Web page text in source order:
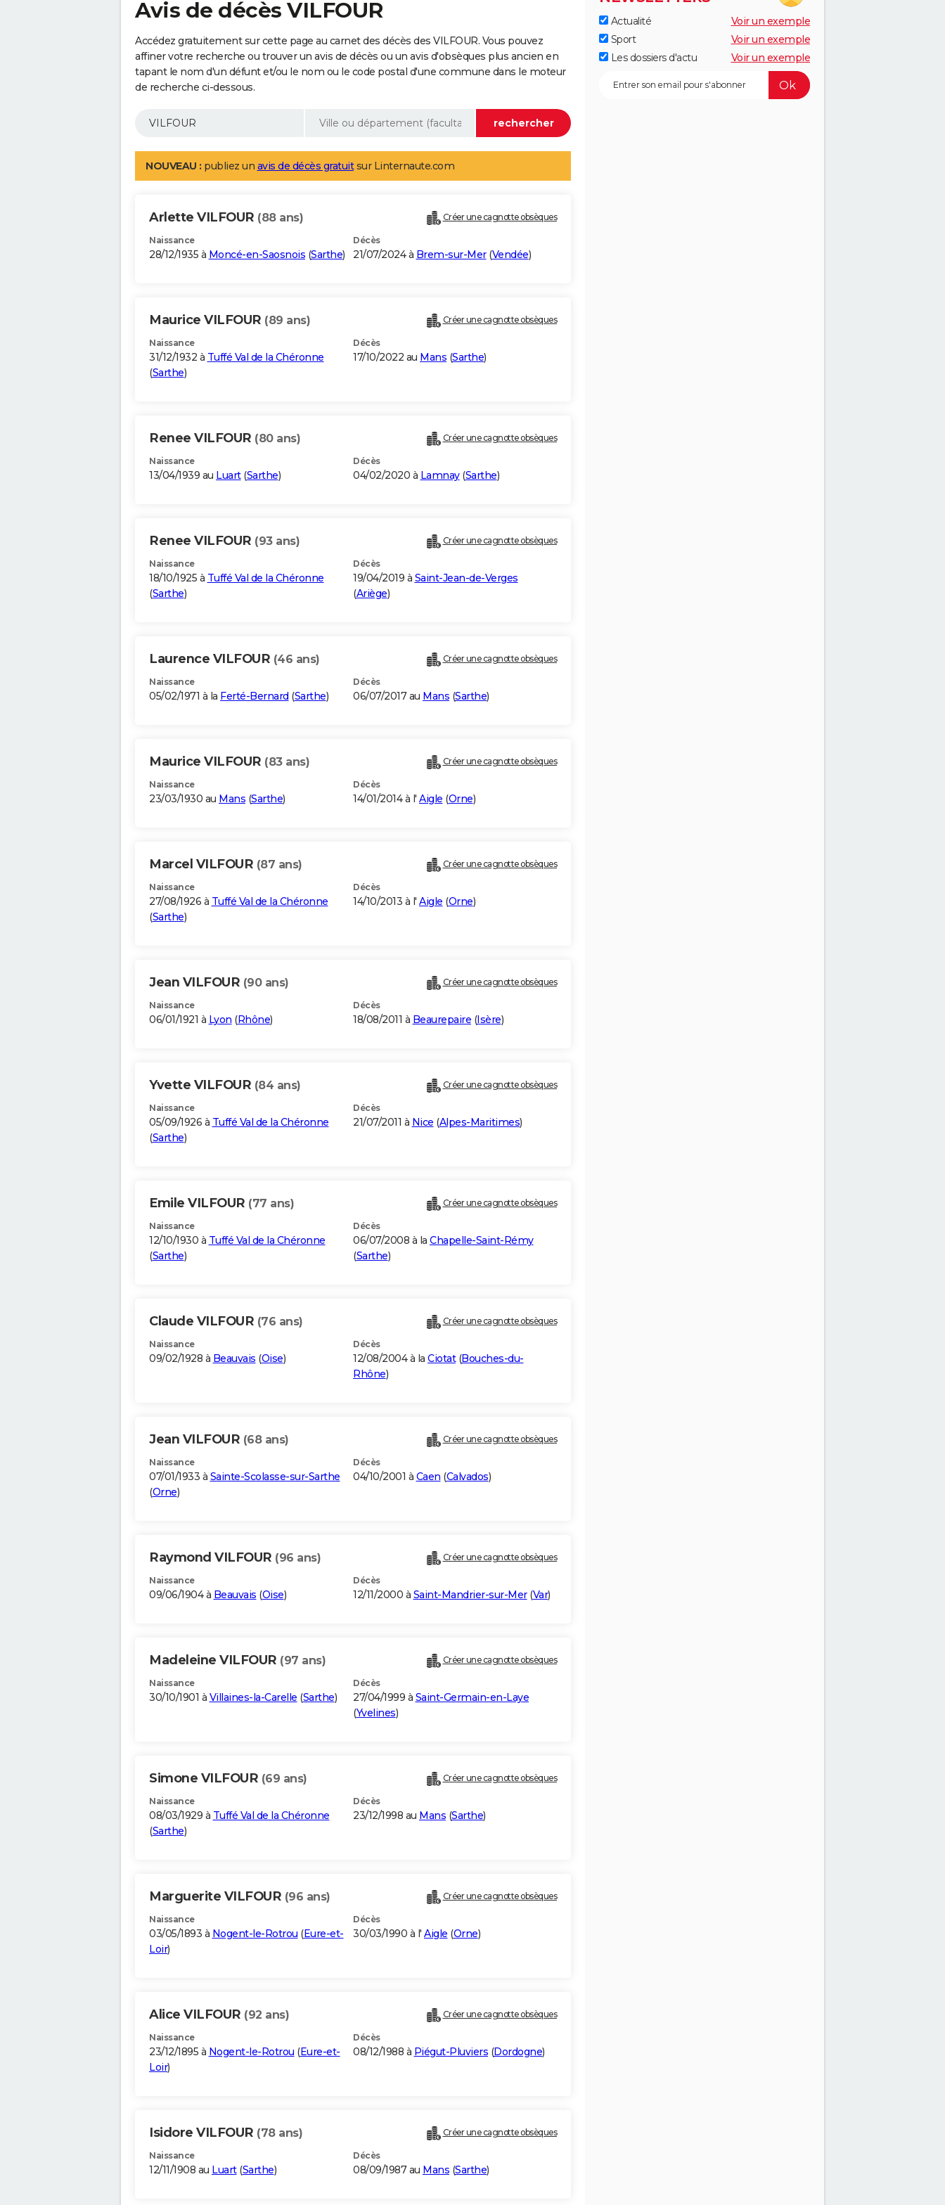
Avis de décès VILFOUR
Accédez gratuitement sur cette page au carnet des décès des VILFOUR. Vous pouvez
affiner votre recherche ou trouver un avis de décès ou un avis d'obsèques plus ancien en
tapant le nom d'un défunt et/ou le nom ou le code postal d'une commune dans le moteur
de recherche ci-dessous.
NOUVEAU : publiez un avis de décès gratuitsur Linternaute.com
Arlette VILFOUR (88 ans) Créer une cagnotte obsèques
Naissance
28/12/1935 à Moncé-en-Saosnois (Sarthe)
Décès
21/07/2024 à Brem-sur-Mer(Vendée)
Maurice VILFOUR (89 ans) Créer une cagnotte obsèques
Naissance
31/12/1932 à Tuffé Val de la Chéronne
(Sarthe)
Décès
17/10/2022 au Mans (Sarthe)
Renee VILFOUR (80 ans) Créer une cagnotte obsèques
Naissance
13/04/1939 au Luart(Sarthe)
Décès
04/02/2020 à Lamnay(Sarthe)
Renee VILFOUR (93 ans) Créer une cagnotte obsèques
Naissance
18/10/1925 à Tuffé Val de la Chéronne
(Sarthe)
Décès
19/04/2019 à Saint-Jean-de-Verges
(Ariège)
Laurence VILFOUR (46 ans) Créer une cagnotte obsèques
Naissance
05/02/1971 à la Ferté-Bernard (Sarthe)
Décès
06/07/2017 au Mans (Sarthe)
Maurice VILFOUR (83 ans) Créer une cagnotte obsèques
Naissance
23/03/1930 au Mans (Sarthe)
Décès
14/01/2014 à l' Aigle (Orne)
Marcel VILFOUR (87 ans) Créer une cagnotte obsèques
Naissance
27/08/1926 à Tuffé Val de la Chéronne
(Sarthe)
Décès
14/10/2013 à l' Aigle (Orne)
Jean VILFOUR (90 ans) Créer une cagnotte obsèques
Naissance
06/01/1921 à Lyon (Rhône)
Décès
18/08/2011 à Beaurepaire (Isère)
Yvette VILFOUR (84 ans) Créer une cagnotte obsèques
Naissance
05/09/1926 à Tuffé Val de la Chéronne
(Sarthe)
Décès
21/07/2011 à Nice (Alpes-Maritimes)
Emile VILFOUR (77 ans) Créer une cagnotte obsèques
Naissance
12/10/1930 à Tuffé Val de la Chéronne
(Sarthe)
Décès
06/07/2008 à la Chapelle-Saint-Rémy
(Sarthe)
Claude VILFOUR (76 ans) Créer une cagnotte obsèques
Naissance
09/02/1928 à Beauvais (Oise)
Décès
12/08/2004 à la Ciotat(Bouches-du-
Rhône)
Jean VILFOUR (68 ans) Créer une cagnotte obsèques
Naissance
07/01/1933 à Sainte-Scolasse-sur-Sarthe
(Orne)
Décès
04/10/2001 à Caen (Calvados)
Raymond VILFOUR (96 ans) Créer une cagnotte obsèques
Naissance
09/06/1904 à Beauvais (Oise)
Décès
12/11/2000 à Saint-Mandrier-sur-Mer(Var)
Madeleine VILFOUR (97 ans) Créer une cagnotte obsèques
Naissance
30/10/1901 à Villaines-la-Carelle (Sarthe)
Décès
27/04/1999 à Saint-Germain-en-Laye
(Yvelines)
Simone VILFOUR (69 ans) Créer une cagnotte obsèques
Naissance
08/03/1929 à Tuffé Val de la Chéronne
(Sarthe)
Décès
23/12/1998 au Mans (Sarthe)
Marguerite VILFOUR (96 ans) Créer une cagnotte obsèques
Naissance
03/05/1893 à Nogent-le-Rotrou (Eure-et-
Loir)
Décès
30/03/1990 à l' Aigle (Orne)
Alice VILFOUR (92 ans) Créer une cagnotte obsèques
Naissance
23/12/1895 à Nogent-le-Rotrou (Eure-et-
Loir)
Décès
08/12/1988 à Piégut-Pluviers (Dordogne)
Isidore VILFOUR (78 ans) Créer une cagnotte obsèques
Naissance
12/11/1908 au Luart(Sarthe)
Décès
08/09/1987 au Mans (Sarthe)
Actualité
Voir un exemple
Sport
Voir un exemple
Les dossiers d'actu
Voir un exemple